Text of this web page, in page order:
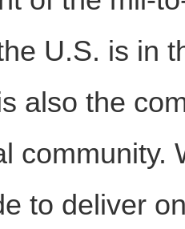
U.S. is in
also the
community.
to deliver